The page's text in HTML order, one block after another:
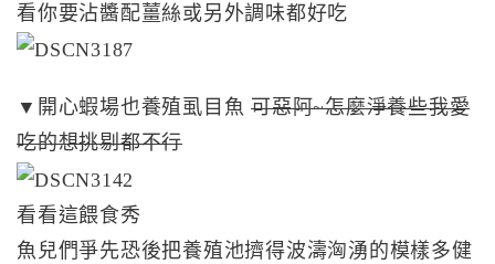
看你要沾醬配薑絲或另外調味都好吃
▼開心蝦場也養殖虱目魚 可惡阿~怎麼淨養些我愛
吃的想挑剔都不行
看看這餵食秀
魚兒們爭先恐後把養殖池擠得波濤洶湧的模樣多健